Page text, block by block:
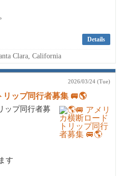
Details
Clara, California
2026/03/24 (Tue)
ップ同行者募集 🚐🌎
ップ同行者募
す